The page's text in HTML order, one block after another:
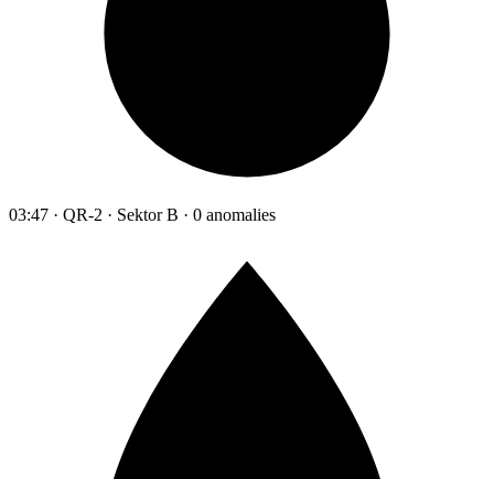
03:47 · QR-2 · Sektor B · 0 anomalies